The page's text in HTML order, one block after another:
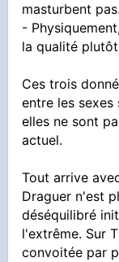
masturbent pas.
-
la qualité
Ces trois
entre les sexes
elles ne sont
actuel.
Tout arrive
Draguer n'est
déséquilibré
l'extrême. Sur
convoitée par